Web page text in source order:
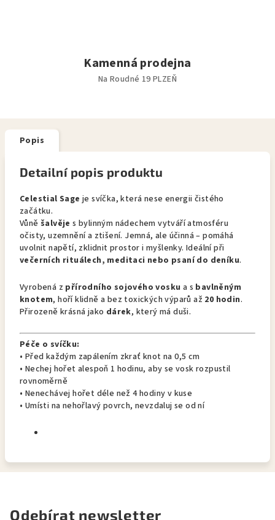
Kamenná prodejna
Na Roudné 19 PLZEŇ
Popis
Detailní popis produktu
Celestial Sage je svíčka, která nese energii čistého
začátku.
Vůně šalvěje s bylinným nádechem vytváří atmosféru
očisty, uzemnění a ztišení. Jemná, ale účinná – pomáhá
uvolnit napětí, zklidnit prostor i myšlenky. Ideální při
večerních rituálech, meditaci nebo psaní do deníku.
Vyrobená z přírodního sojového vosku a s bavlněným
knotem, hoří klidně a bez toxických výparů až 20 hodin.
Přirozeně krásná jako dárek, který má duši.
Péče o svíčku:
• Před každým zapálením zkrať knot na 0,5 cm
• Nechej hořet alespoň 1 hodinu, aby se vosk rozpustil
rovnoměrně
• Nenechávej hořet déle než 4 hodiny v kuse
• Umísti na nehořlavý povrch, nevzdaluj se od ní
Odebírat newsletter